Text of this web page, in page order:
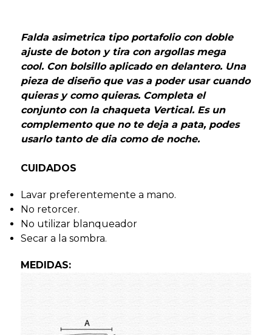
Falda asimetrica tipo portafolio con doble
ajuste de boton y tira con argollas mega
cool. Con bolsillo aplicado en delantero. Una
pieza de diseño que vas a poder usar cuando
quieras y como quieras. Completa el
conjunto con la chaqueta Vertical. Es un
complemento que no te deja a pata, podes
usarlo tanto de dia como de noche.
CUIDADOS
Lavar preferentemente a mano.
No retorcer.
No utilizar blanqueador
Secar a la sombra.
MEDIDAS: